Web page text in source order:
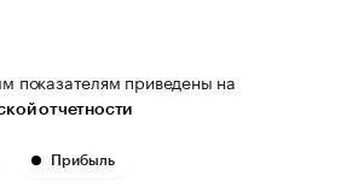
показателям приведены на
отчетности
Прибыль